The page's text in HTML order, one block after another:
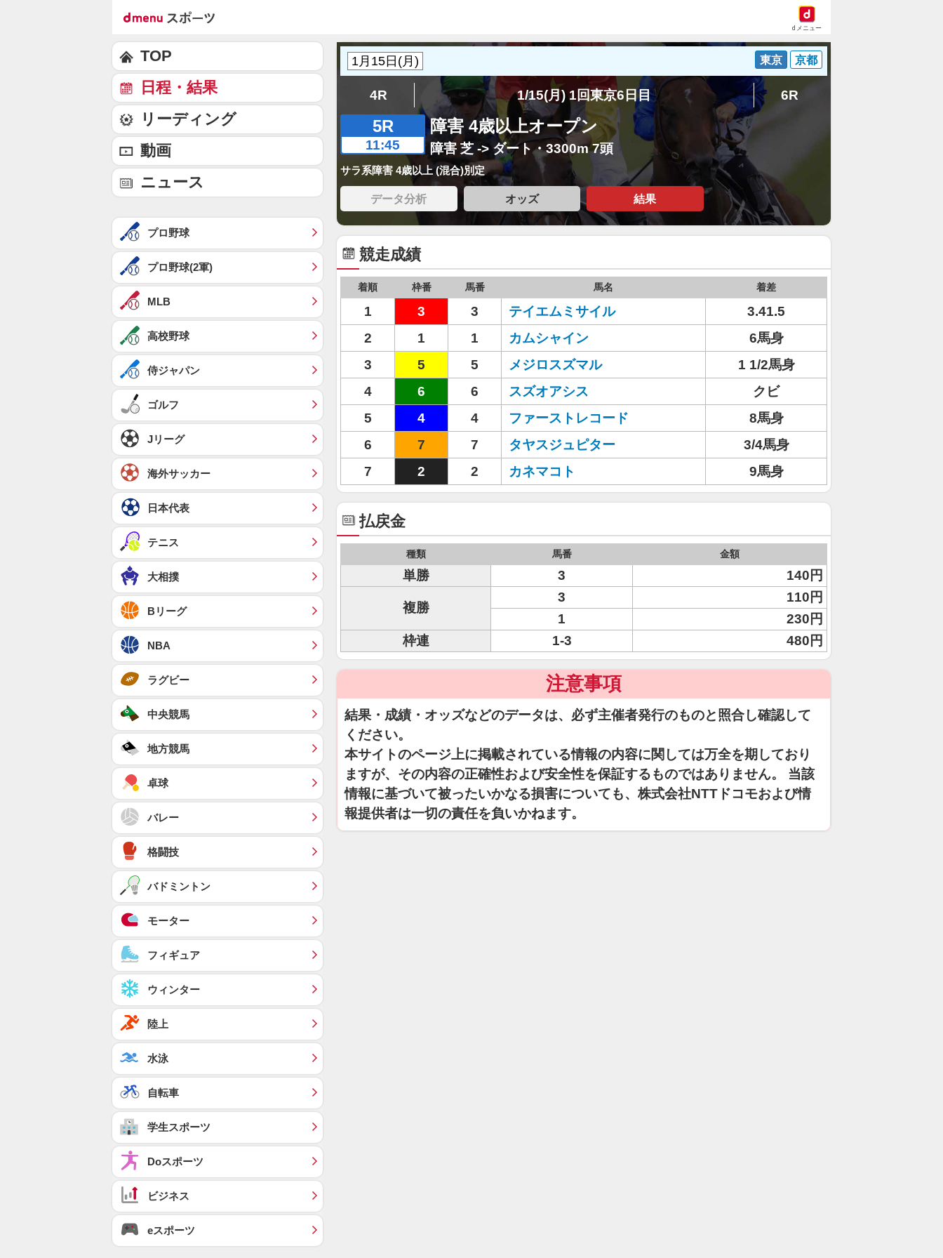
dメニュー
東京 京都
4R 1/15(月) 1回東京6日目 6R
5R
11:45
障害 4歳以上オープン
障害 芝 -> ダート・3300m 7頭
サラ系障害 4歳以上 (混合)別定
データ分析 オッズ 結果
競走成績
着順 枠番 馬番 馬名 着差
1 3 3 テイエムミサイル
3.41.5
2
1 1 カムシャイン
6馬身
3
5 5 メジロスズマル
1 1/2馬身
4
6 6 スズオアシス
クビ
5
4 4 ファーストレコード
8馬身
6
7 7 タヤスジュピター
3/4馬身
7
2 2 カネマコト 9馬身
払戻金
種類 馬番 金額
単勝 3 140円
複勝
3
110円
1
230円
枠連
1-3 480円
注意事項
結果・成績・オッズなどのデータは、必ず主催者発行のものと照合し確認して
ください。
本サイトのページ上に掲載されている情報の内容に関しては万全を期しており
ますが、その内容の正確性および安全性を保証するものではありません。 当該
情報に基づいて被ったいかなる損害についても、株式会社NTTドコモおよび情
報提供者は一切の責任を負いかねます。
TOP
日程・結果
リーディング
動画
ニュース
プロ野球
プロ野球(2軍)
MLB
高校野球
侍ジャパン
ゴルフ
Jリーグ
海外サッカー
日本代表
テニス
大相撲
Bリーグ
NBA
ラグビー
中央競馬
地方競馬
卓球
バレー
格闘技
バドミントン
モーター
フィギュア
ウィンター
陸上
水泳
自転車
学生スポーツ
Doスポーツ
ビジネス
eスポーツ